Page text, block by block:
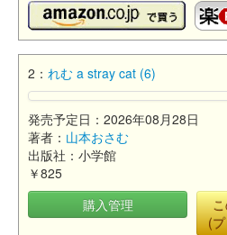
2： れむ a stray cat (6)
発売予定日：2026年08月28日
著者： 山本おさむ
出版社：小学館
￥825
購入管理
(